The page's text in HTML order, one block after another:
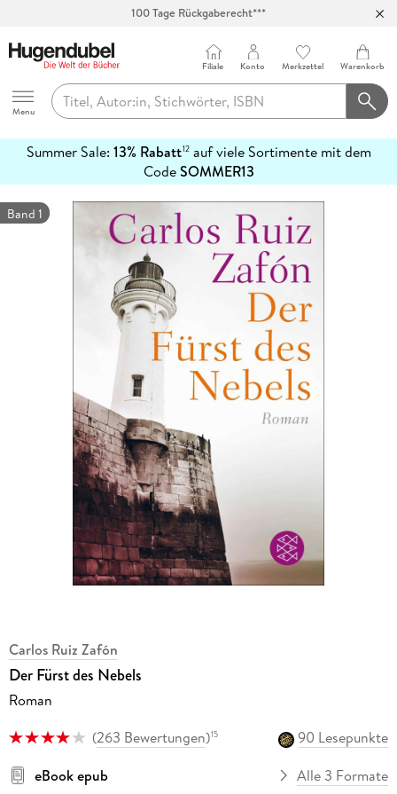
100 Tage Rückgaberecht***
Hugendubel
Menu
Filiale Konto Merkzettel Warenkorb
Summer Sale: 13% Rabatt12auf viele Sortimente mit dem
CodeSOMMER13
erfahren
Band 1
Carlos Ruiz Zafón
Der Fürst des Nebels
Roman
(263 Bewertungen)15
90 Lesepunkte
eBook epub
Alle 3 Formate